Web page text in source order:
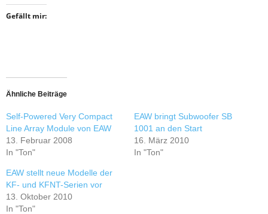
Gefällt mir:
Ähnliche Beiträge
Self-Powered Very Compact
Line Array Module von EAW
13. Februar 2008
In "Ton"
EAW bringt Subwoofer SB
1001 an den Start
16. März 2010
In "Ton"
EAW stellt neue Modelle der
KF- und KFNT-Serien vor
13. Oktober 2010
In "Ton"